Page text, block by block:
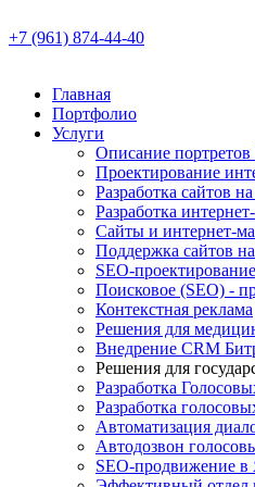
+7 (961) 874-44-40
Главная
Портфолио
Услуги
Описание
Проектирование
Разработка сайтов
Разработка
Сайты и интернет-
Поддержка сайтов
SEO-проектирование
Поисковое (SEO) -
Контекстная реклама
Решения для
Внедрение CRM
Решения для
Разработка
Разработка
Автоматизация
Автодозвон
SEO-продвижение в